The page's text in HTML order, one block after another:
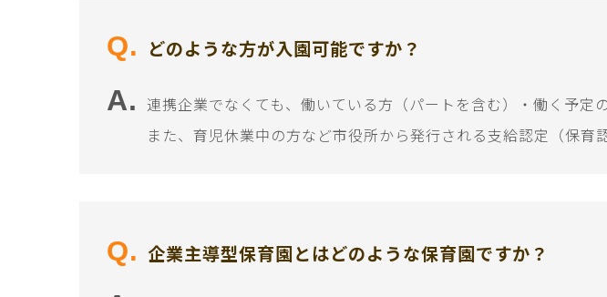
どのような方が入園可能ですか？
連携企業でなくても、働いている方（パートを含む）・働く予定
また、育児休業中の方など市役所から発行される支給認定（保育
企業主導型保育園とはどのような保育園ですか？